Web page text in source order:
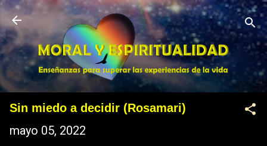
Ir al contenido principal
Sin miedo a decidir (Rosamari)
mayo 05, 2022